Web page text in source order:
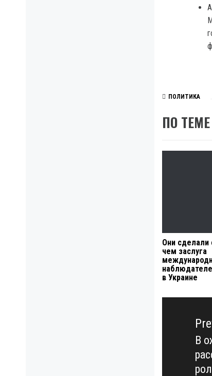
ПОЛИТИКА
ПО ТЕМЕ
Они сделали
чем заслуга
в Украине
записям
В